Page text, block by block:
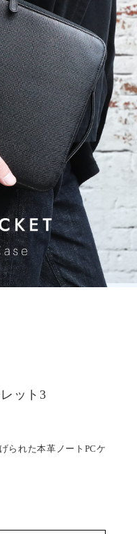
ット3
られた本革ノートPCケ